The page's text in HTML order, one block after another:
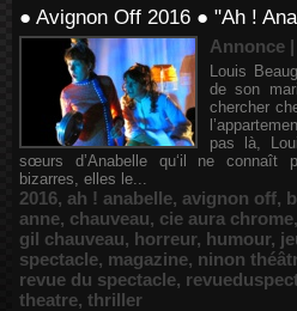
● Avignon Off 2016 ● "Ah !
Annonce |
Louis
de son
chercher
pas là,
sœurs d’Anabelle qu‘il ne connaît
bizarres, elles le...
2016, ah ! anabelle, avignon off,
anne, chauveau, cie aura chrome,
gil chauveau, horreur, humour,
spectacle, magazine, ninon
revue du spectacle,
theatre, thriller